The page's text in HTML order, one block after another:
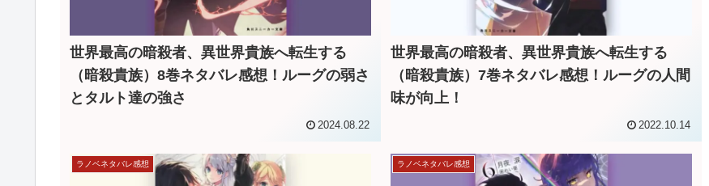
世界最高の暗殺者、異世界貴族へ転生する
（暗殺貴族）8巻ネタバレ感想！ルーグの弱さ
とタルト達の強さ
2024.08.22
世界最高の暗殺者、異世界貴族へ転生する
（暗殺貴族）7巻ネタバレ感想！ルーグの人間
味が向上！
2022.10.14
ラノベネタバレ感想 ラノベネタバレ感想